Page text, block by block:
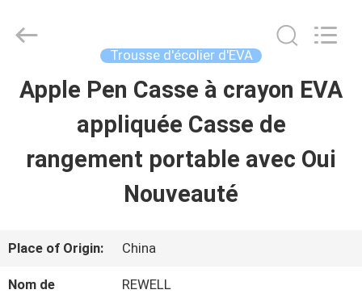
MAISON
PRODUITS
SUJET
DE
Limited.
Developed
Trousse d'écolier d'EVA
Apple Pen Casse à crayon EVA
appliquée Casse de
rangement portable avec Oui
Nouveauté
Place of Origin: China
Nom de
REWELL